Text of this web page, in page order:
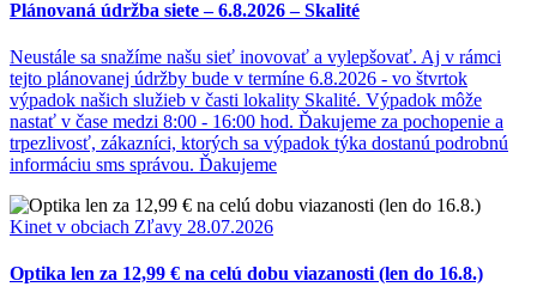
Plánovaná údržba siete – 6.8.2026 – Skalité
Neustále sa snažíme našu sieť inovovať a vylepšovať. Aj v rámci
tejto plánovanej údržby bude v termíne 6.8.2026 - vo štvrtok
výpadok našich služieb v časti lokality Skalité. Výpadok môže
nastať v čase medzi 8:00 - 16:00 hod. Ďakujeme za pochopenie a
trpezlivosť, zákazníci, ktorých sa výpadok týka dostanú podrobnú
informáciu sms správou. Ďakujeme
Kinet v obciach Zľavy 28.07.2026
Optika len za 12,99 € na celú dobu viazanosti (len do 16.8.)